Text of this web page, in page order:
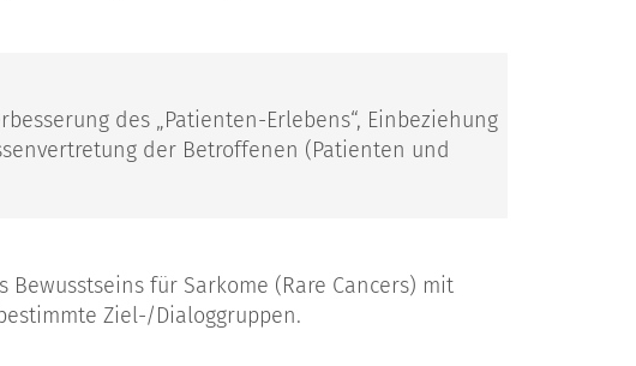
des „Patienten-Erlebens“, Einbeziehung
der Betroffenen (Patienten und
für Sarkome (Rare Cancers) mit
Ziel-/Dialoggruppen.